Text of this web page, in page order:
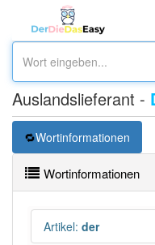
Auslandslieferant -
Wortinformationen
Wortinformationen
Artikel: der